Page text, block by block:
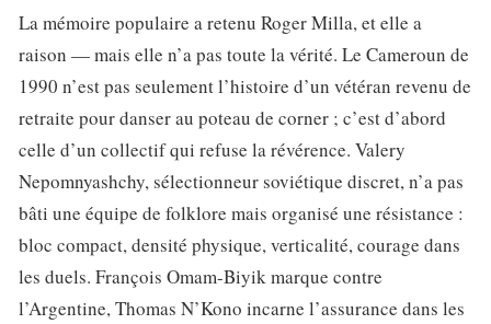
La mémoire populaire a retenu Roger Milla, et elle a
raison — mais elle n’a pas toute la vérité. Le Cameroun de
1990 n’est pas seulement l’histoire d’un vétéran revenu de
retraite pour danser au poteau de corner ; c’est d’abord
celle d’un collectif qui refuse la révérence. Valery
Nepomnyashchy, sélectionneur soviétique discret, n’a pas
bâti une équipe de folklore mais organisé une résistance :
bloc compact, densité physique, verticalité, courage dans
les duels. François Omam-Biyik marque contre
l’Argentine, Thomas N’Kono incarne l’assurance dans les